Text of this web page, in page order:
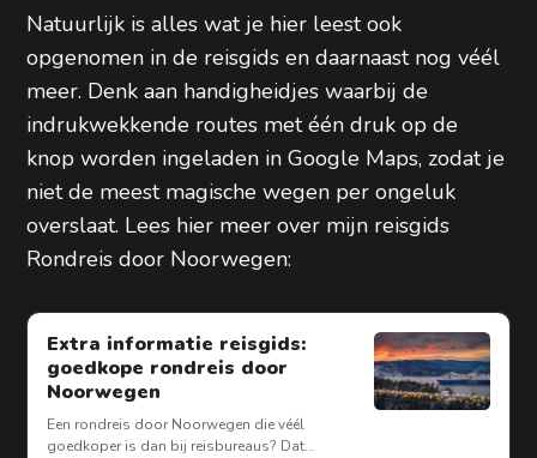
Natuurlijk is alles wat je hier leest ook
opgenomen in de reisgids en daarnaast nog véél
meer. Denk aan handigheidjes waarbij de
indrukwekkende routes met één druk op de
knop worden ingeladen in Google Maps, zodat je
niet de meest magische wegen per ongeluk
overslaat. Lees hier meer over mijn reisgids
Rondreis door Noorwegen:
Extra informatie reisgids:
goedkope rondreis door
Noorwegen
Een rondreis door Noorwegen die véél
goedkoper is dan bij reisbureaus? Dat